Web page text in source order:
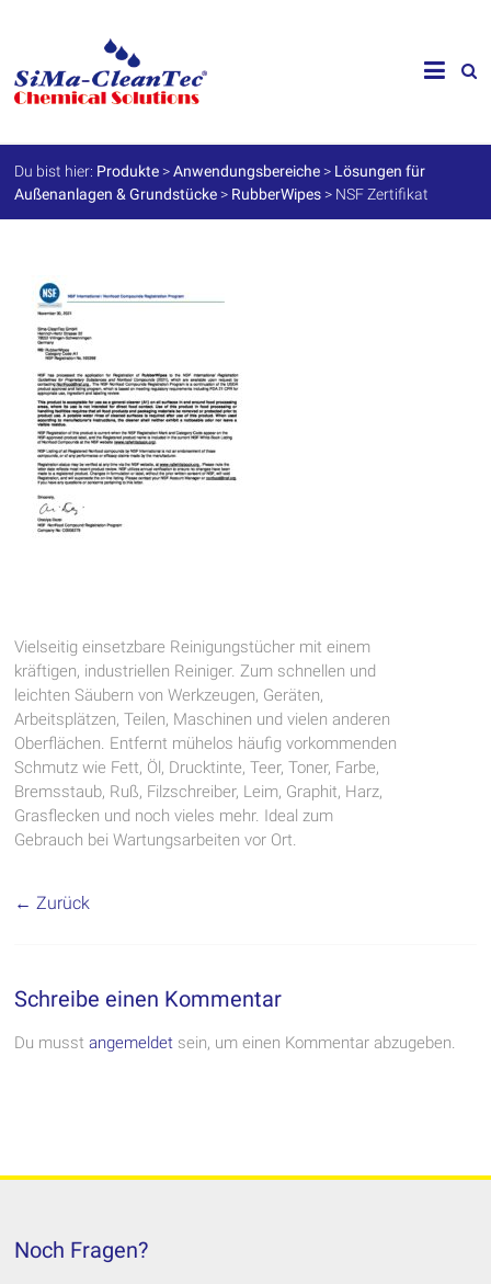
SiMa-
Cleantec
GmbH
Spezialprodukte
für
Werterhalt
Du bist hier: Produkte >Anwendungsbereiche > Lösungen für
Außenanlagen & Grundstücke > RubberWipes > NSF Zertifikat
Vielseitig einsetzbare Reinigungstücher mit einem
kräftigen, industriellen Reiniger. Zum schnellen und
leichten Säubern von Werkzeugen, Geräten,
Arbeitsplätzen, Teilen, Maschinen und vielen anderen
Oberflächen. Entfernt mühelos häufig vorkommenden
Schmutz wie Fett, Öl, Drucktinte, Teer, Toner, Farbe,
Bremsstaub, Ruß, Filzschreiber, Leim, Graphit, Harz,
Grasflecken und noch vieles mehr. Ideal zum
Gebrauch bei Wartungsarbeiten vor Ort.
← Zurück
Schreibe einen Kommentar
Du musstangemeldet sein, um einen Kommentar abzugeben.
Noch Fragen?